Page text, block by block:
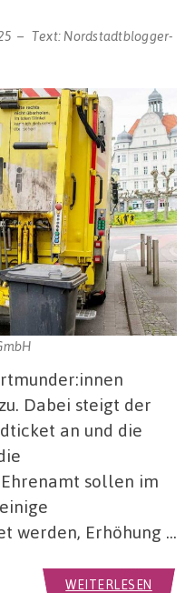
Text: Nordstadtblogger-
Dabei steigt der
an und die
sollen im
werden, Erhöhung …
WEITERLESEN